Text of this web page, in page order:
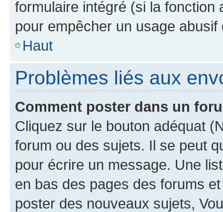
formulaire intégré (si la fonction
pour empêcher un usage
Haut
Problèmes liés aux
Comment poster dans un
Cliquez sur le bouton adéquat
forum ou des sujets. Il se peut
pour écrire un message. Une
en bas des pages des forums
poster des nouveaux sujets,